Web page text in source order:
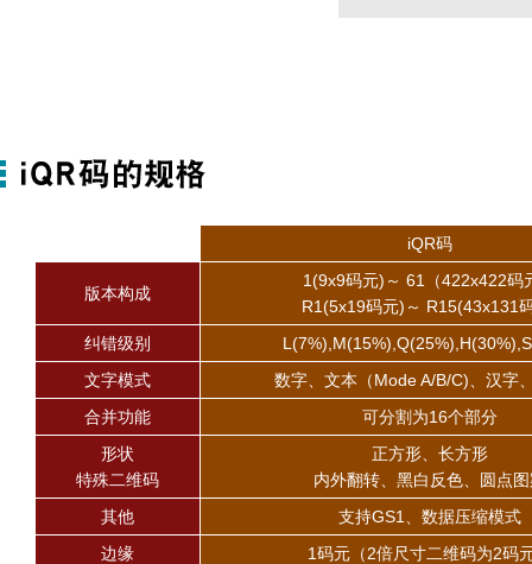
iQR码
版本构成
1(9x9码元)～ 61（422x422码
R1(5x19码元)～ R15(43x131
纠错级别
文字模式
数字、文本（Mode A/B/C)、汉字
合并功能
可分割为16个部分
形状
特殊二维码
正方形、长方形
内外翻转、黑白反色、圆点
其他
支持GS1、数据压缩模式
边缘
1码元（2倍尺寸二维码为2码